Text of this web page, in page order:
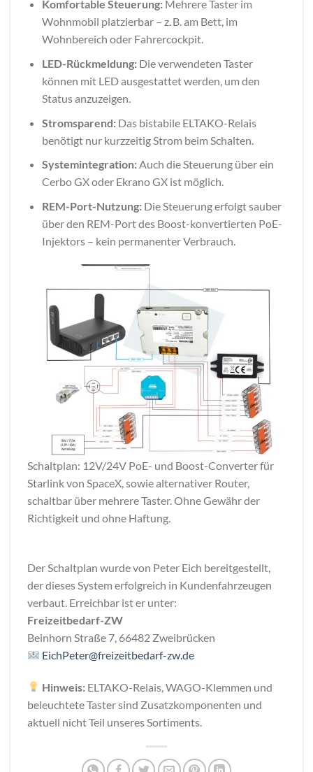
Komfortable Steuerung:Mehrere Taster im
Wohnmobil platzierbar – z. B. am Bett, im
Wohnbereich oder Fahrercockpit.
LED-Rückmeldung:Die verwendeten Taster
können mit LED ausgestattet werden, um den
Status anzuzeigen.
Stromsparend:Das bistabile ELTAKO-Relais
benötigt nur kurzzeitig Strom beim Schalten.
Systemintegration:Auch die Steuerung über ein
Cerbo GX oder Ekrano GX ist möglich.
REM-Port-Nutzung:Die Steuerung erfolgt sauber
über den REM-Port des Boost-konvertierten PoE-
Injektors – kein permanenter Verbrauch.
Schaltplan: 12V/24V PoE- und Boost-Converter für
Starlink von SpaceX, sowie alternativer Router,
schaltbar über mehrere Taster. Ohne Gewähr der
Richtigkeit und ohne Haftung.
Der Schaltplan wurde von Peter Eich bereitgestellt,
der dieses System erfolgreich in Kundenfahrzeugen
verbaut. Erreichbar ist er unter:
Freizeitbedarf-ZW
Beinhorn Straße 7, 66482 Zweibrücken
EichPeter@freizeitbedarf-zw.de
Hinweis: ELTAKO-Relais, WAGO-Klemmen und
beleuchtete Taster sind Zusatzkomponenten und
aktuell nicht Teil unseres Sortiments.